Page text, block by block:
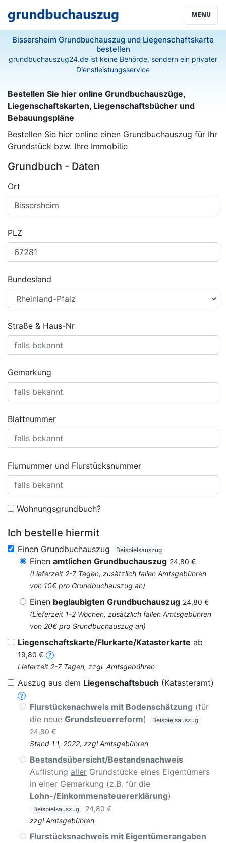
MENU
Bissersheim Grundbuchauszug und Liegenschaftskarte
bestellen
grundbuchauszug24.de ist keine Behörde, sondern ein privater
Dienstleistungsservice
Bestellen Sie hier online Grundbuchauszüge,
Liegenschaftskarten, Liegenschaftsbücher und
Bebauungspläne
Bestellen Sie hier online einen Grundbuchauszug für Ihr
Grundstück bzw. Ihre Immobilie
Grundbuch - Daten
Ort
PLZ
Bundesland
Straße & Haus-Nr
Gemarkung
Blattnummer
Flurnummer und Flurstücksnummer
Wohnungsgrundbuch?
Ich bestelle hiermit
Einen Grundbuchauszug Beispielsauszug
Einen amtlichen Grundbuchauszug 24,80 €
(Lieferzeit 2-7 Tagen, zusätzlich fallen Amtsgebühren
von 10€ pro Grundbuchauszug an)
Einen beglaubigten Grundbuchauszug 24,80 €
(Lieferzeit 1-2 Wochen, zusätzlich fallen Amtsgebühren
von 20€ pro Grundbuchauszug an)
Liegenschaftskarte/Flurkarte/Katasterkarte ab
19,80 €
Lieferzeit 2-7 Tagen, zzgl. Amtsgebühren
Auszug aus dem Liegenschaftsbuch (Katasteramt)
Flurstücksnachweis mit Bodenschätzung (für
die neue Grundsteuerreform) Beispielsauszug
24,80 €
Stand 1.1,.2022, zzgl Amtsgebühren
Bestandsübersicht/Bestandsnachweis
Auflistung aller Grundstücke eines Eigentümers
in einer Gemarkung (z.B. für die
Lohn-/Einkommensteuererklärung)
Beispielsauszug
24,80 €
zzgl Amtsgebühren
Flurstücksnachweis mit Eigentümerangaben